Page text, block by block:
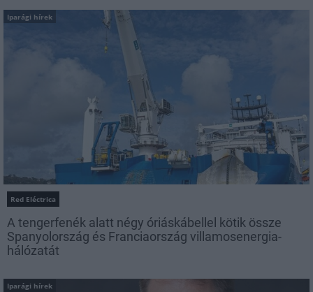
Iparági hírek
Red Eléctrica
A tengerfenék alatt négy óriáskábellel kötik össze
Spanyolország és Franciaország villamosenergia-
hálózatát
Iparági hírek